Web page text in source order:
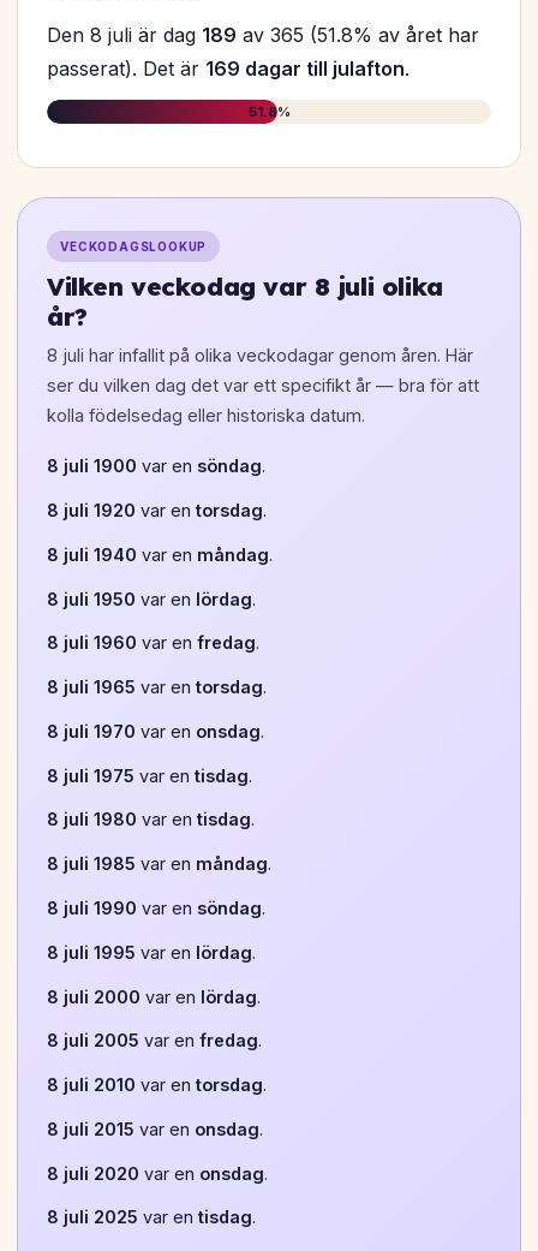
Den 8 juli är dag 189 av 365 (51.8% av året har
passerat). Det är 169 dagar till julafton.
51.8%
VECKODAGSLOOKUP
Vilken veckodag var 8 juli olika
år?
8 juli har infallit på olika veckodagar genom åren. Här
ser du vilken dag det var ett specifikt år — bra för att
kolla födelsedag eller historiska datum.
8 juli 1900 var en söndag.
8 juli 1920 var entorsdag.
8 juli 1940 var en måndag.
8 juli 1950 var en lördag.
8 juli 1960 var en fredag.
8 juli 1965 var entorsdag.
8 juli 1970 var en onsdag.
8 juli 1975 var entisdag.
8 juli 1980 var entisdag.
8 juli 1985 var en måndag.
8 juli 1990 var en söndag.
8 juli 1995 var en lördag.
8 juli 2000 var en lördag.
8 juli 2005 var en fredag.
8 juli 2010 var en torsdag.
8 juli 2015 var en onsdag.
8 juli 2020 var en onsdag.
8 juli 2025 var en tisdag.